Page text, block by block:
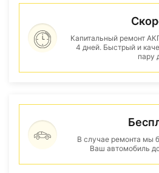
Капитальный ремонт
4 дней. Быстрый и
пару
В случае ремонта мы
Ваш автомобиль